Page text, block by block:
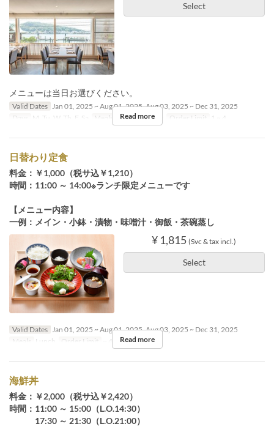
Select
メニューは当日お選びください。
Valid Dates Jan 01, 2025 ~ Aug 01, 2025, Aug 03, 2025 ~ Dec 31, 2025
Days
M, Tu, W, Th, F, Sa Meals Lunch, Dinner Order Limit 1 ~ 4
Read more
日替わり定食
料金：￥1,000（税サ込￥1,210）
時間：11:00 ～ 14:00※ランチ限定メニューです
【メニュー内容】
一例：メイン・小鉢・漬物・味噌汁・御飯・茶碗蒸し
¥ 1,815 (Svc & tax incl.)
Select
Valid Dates
Jan 01, 2025 ~ Aug 01, 2025, Aug 03, 2025 ~ Dec 31, 2025
Meals
Lunch Order Limit ~ 4 Read more
海鮮丼
料金：￥2,000（税サ込￥2,420）
時間：11:00 ～ 15:00（L.O.14:30）
17:30 ～ 21:30（L.O.21:00）